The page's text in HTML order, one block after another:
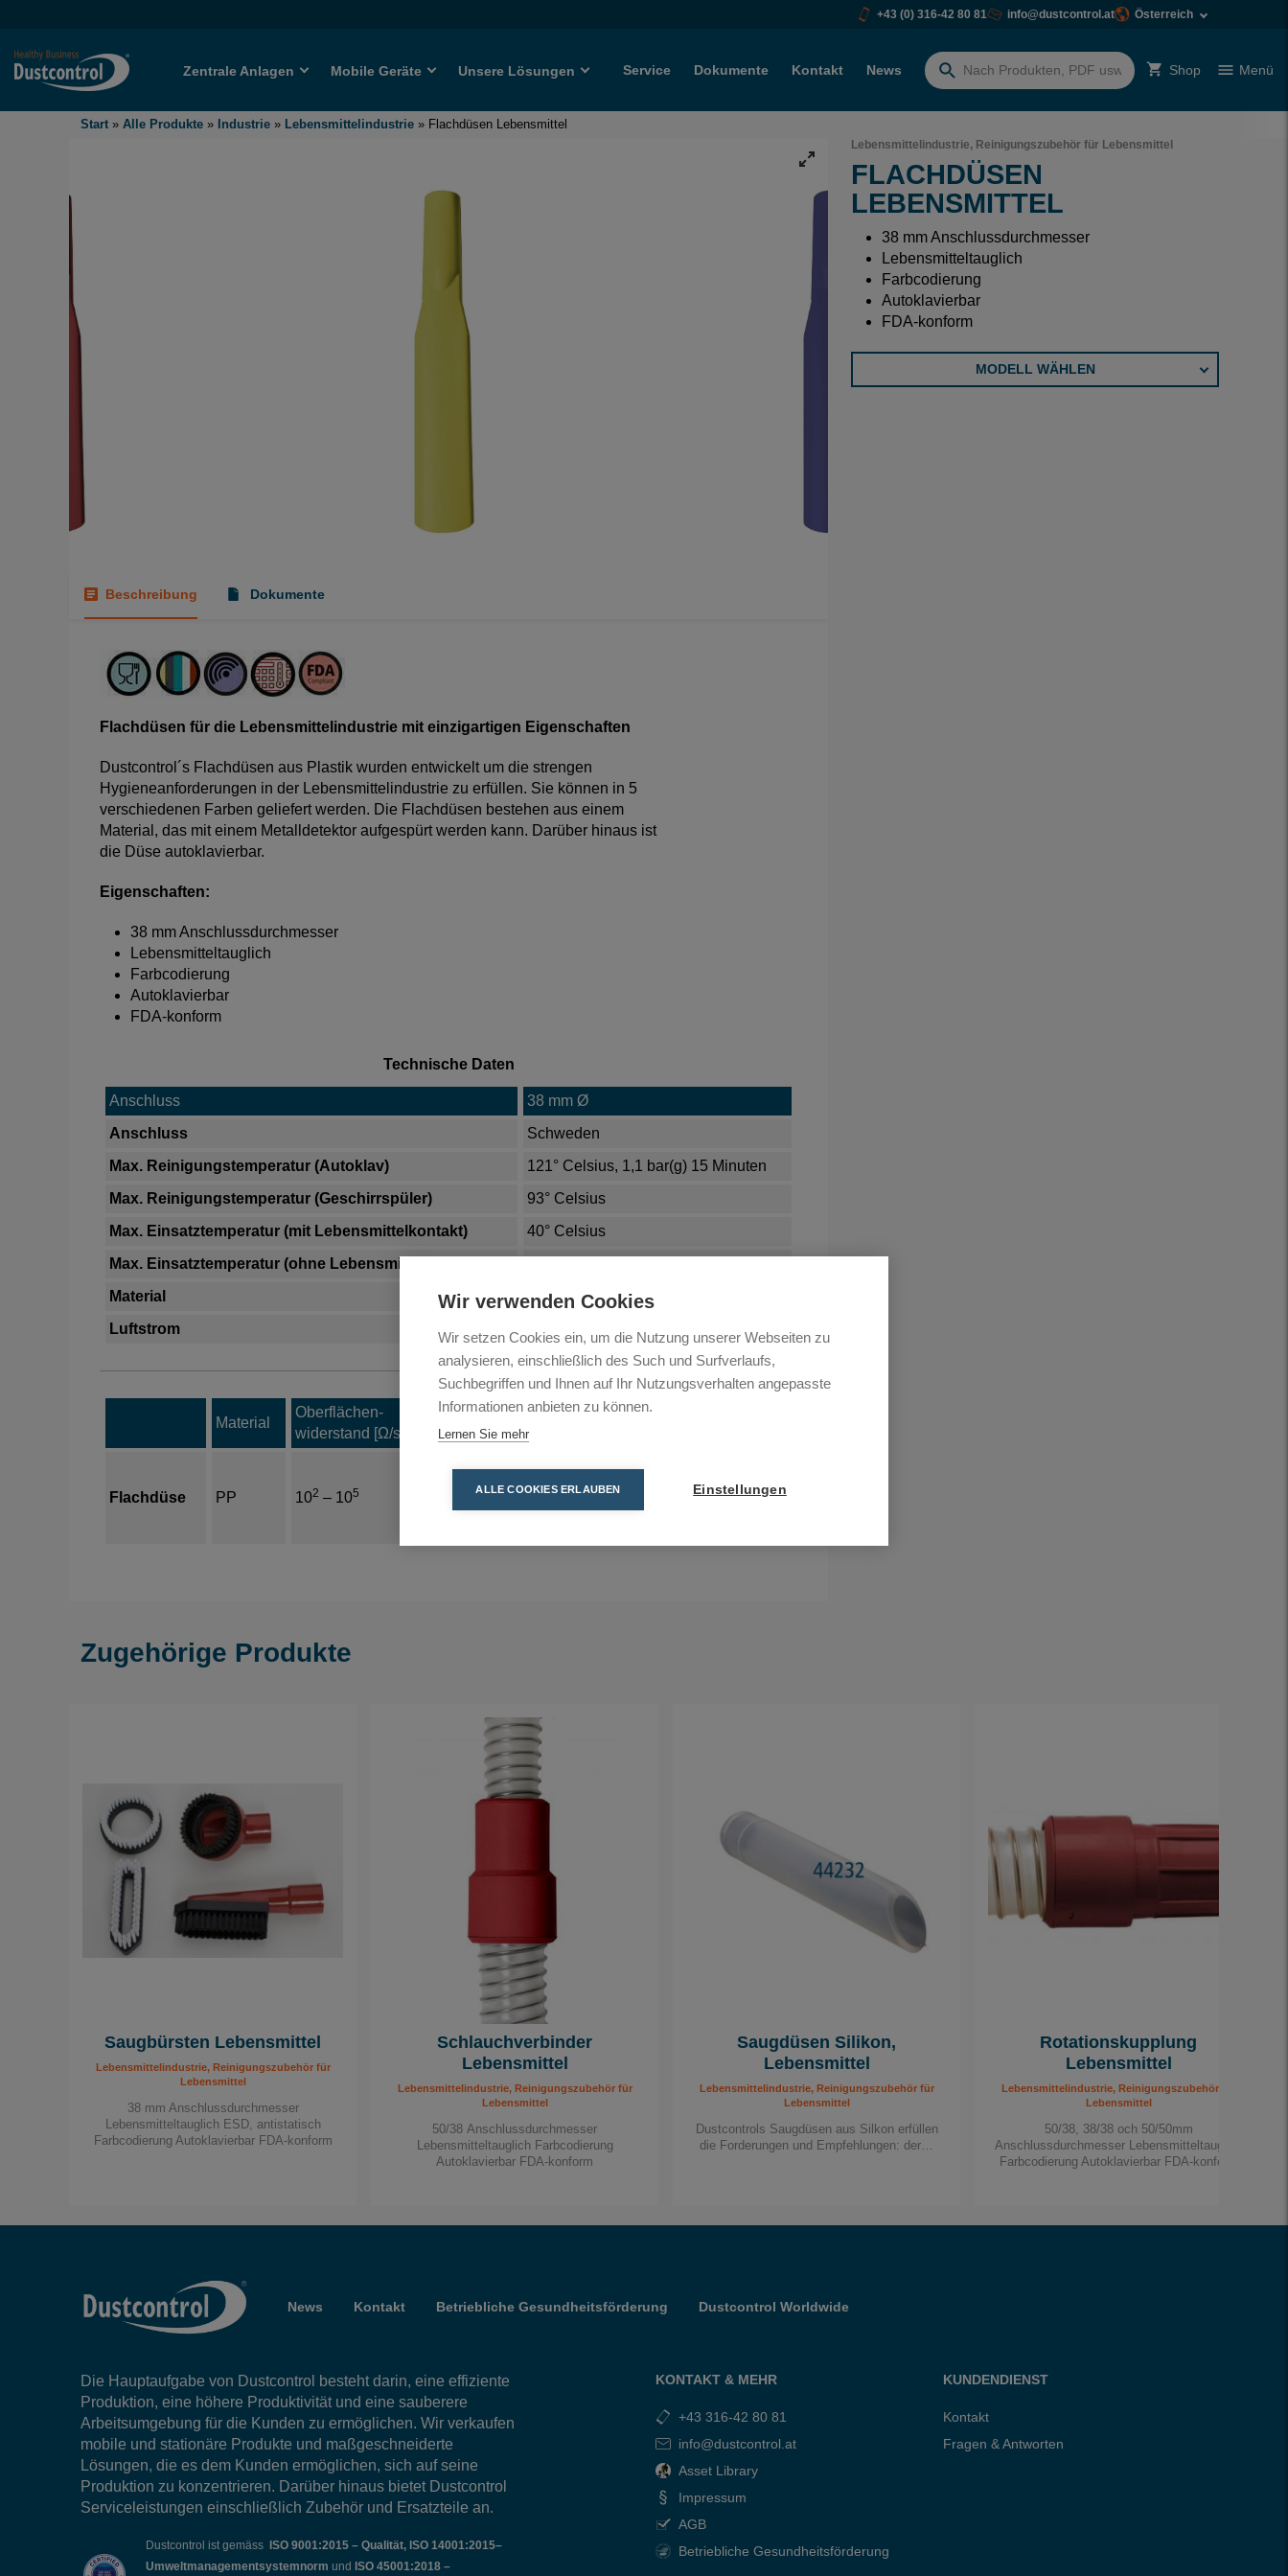
+43 (0) 316-42 80 81 info@dustcontrol.at Österreich
Zentrale Anlagen Mobile Geräte Unsere Lösungen Service Dokumente Kontakt News
Suchen
Shop Menü
Start » Alle Produkte » Industrie » Lebensmittelindustrie » Flachdüsen Lebensmittel
Beschreibung Dokumente
Flachdüsen für die Lebensmittelindustrie mit einzigartigen Eigenschaften
Dustcontrol´s Flachdüsen aus Plastik wurden entwickelt um die strengen
Hygieneanforderungen in der Lebensmittelindustrie zu erfüllen. Sie können in 5
verschiedenen Farben geliefert werden. Die Flachdüsen bestehen aus einem
Material, das mit einem Metalldetektor aufgespürt werden kann. Darüber hinaus ist
die Düse autoklavierbar.
Eigenschaften:
38 mm Anschlussdurchmesser
Lebensmitteltauglich
Farbcodierung
Autoklavierbar
FDA-konform
Technische Daten
Anschluss
38 mm Ø
Anschluss
Schweden
Max. Reinigungstemperatur (Autoklav)
121° Celsius, 1,1 bar(g) 15 Minuten
Max. Reinigungstemperatur (Geschirrspüler)
93° Celsius
Max. Einsatztemperatur (mit Lebensmittelkontakt)
40° Celsius
Max. Einsatztemperatur (ohne Lebensmittelkontakt)
Material
Polypropylene
Luftstrom
Max 150 m³/h
Material
Oberflächen-
widerstand [Ω/sq]
Flachdüse PP 102 – 105
Verordnung (EC) No 1935/2004
Verordnung (EU) No 10/2011
Verordnung (EC) No 2023/2006
Lebensmittelindustrie, Reinigungszubehör für Lebensmittel
FLACHDÜSEN
LEBENSMITTEL
38 mm Anschlussdurchmesser
Lebensmitteltauglich
Farbcodierung
Autoklavierbar
FDA-konform
MODELL WÄHLEN
Zugehörige Produkte
Saugbürsten Lebensmittel
Lebensmittelindustrie, Reinigungszubehör für
Lebensmittel
38 mm Anschlussdurchmesser
Lebensmitteltauglich ESD, antistatisch
Farbcodierung Autoklavierbar FDA-konform
Schlauchverbinder
Lebensmittel
Lebensmittelindustrie, Reinigungszubehör für
Lebensmittel
50/38 Anschlussdurchmesser
Lebensmitteltauglich Farbcodierung
Autoklavierbar FDA-konform
Saugdüsen Silikon,
Lebensmittel
Lebensmittelindustrie, Reinigungszubehör für
Lebensmittel
Dustcontrols Saugdüsen aus Silkon erfüllen
die Forderungen und Empfehlungen: der…
Rotationskupplung
Lebensmittel
Lebensmittelindustrie, Reinigungszubehör für
Lebensmittel
50/38, 38/38 och 50/50mm
Anschlussdurchmesser Lebensmitteltauglich
Farbcodierung Autoklavierbar FDA-konform
News Kontakt Betriebliche Gesundheitsförderung Dustcontrol Worldwide
Die Hauptaufgabe von Dustcontrol besteht darin, eine effiziente
Produktion, eine höhere Produktivität und eine sauberere
Arbeitsumgebung für die Kunden zu ermöglichen. Wir verkaufen
mobile und stationäre Produkte und maßgeschneiderte
Lösungen, die es dem Kunden ermöglichen, sich auf seine
Produktion zu konzentrieren. Darüber hinaus bietet Dustcontrol
Serviceleistungen einschließlich Zubehör und Ersatzteile an.
Dustcontrol ist gemäss ISO 9001:2015 – Qualität, ISO 14001:2015–
Umweltmanagementsystemnorm und ISO 45001:2018 –
KONTAKT & MEHR
+43 316-42 80 81
info@dustcontrol.at
Asset Library
Impressum
AGB
Betriebliche Gesundheitsförderung
KUNDENDIENST
Kontakt
Fragen & Antworten
Wir verwenden Cookies
Wir setzen Cookies ein, um die Nutzung unserer Webseiten zu
analysieren, einschließlich des Such und Surfverlaufs,
Suchbegriffen und Ihnen auf Ihr Nutzungsverhalten angepasste
Informationen anbieten zu können.
Lernen Sie mehr
ALLE COOKIES ERLAUBEN Einstellungen